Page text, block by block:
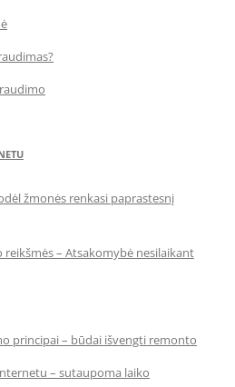
žmonės renkasi paprastesnį
– Atsakomybė nesilaikant
principai – būdai išvengti remonto
– sutaupoma laiko